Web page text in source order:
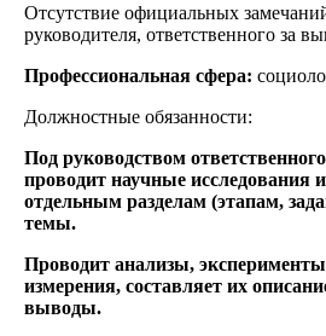
Отсутствие официальных
руководителя, ответственного за
Профессиональная сфера:
Должностные обязанности:
Под руководством
проводит научные исследования
отдельным разделам (этапам,
темы.
Проводит анализы,
измерения, составляет их
выводы.